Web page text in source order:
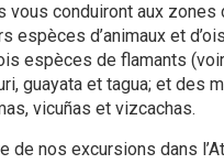
vous conduiront aux zones
espèces d’animaux et
espèces de flamants
guayata et tagua; et des
vicuñas et vizcachas.
de nos excursions dans